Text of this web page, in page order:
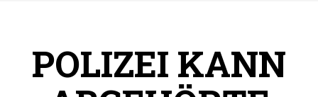
POLIZEI KANN